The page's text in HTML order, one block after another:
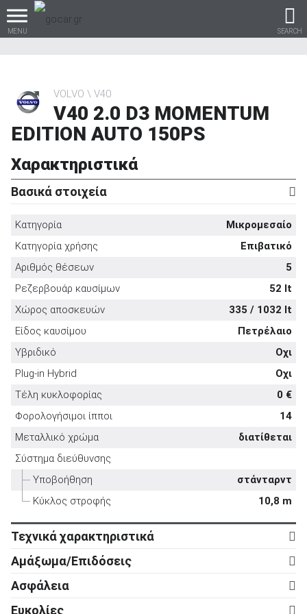
MENU SEARCH
Βρες τα πάντα για το
αυτοκίνητο!
Καινούρια
Μεταχειρισμένα
ΑΝΑΖΗΤΗΣΗ
Επιχειρήσεις
VOLVO V40
V40 2.0 D3 MOMENTUM
EDITION AUTO 150PS
Χαρακτηριστικά
Βασικά στοιχεία
Κατηγορία
Μικρομεσαίο
Κατηγορία χρήσης
Επιβατικό
Αριθμός θέσεων
5
Ρεζερβουάρ καυσίμων
52 lt
Χώρος αποσκευών
335 / 1032 lt
Είδος καυσίμου
Πετρέλαιο
Υβριδικό
Οχι
Plug-in Hybrid
Οχι
Τέλη κυκλοφορίας
0 €
Φορολογήσιμοι ίπποι
14
Μεταλλικό χρώμα
διατίθεται
Σύστημα διεύθυνσης
Υποβοήθηση
στάνταρντ
Κύκλος στροφής
10,8 m
Τεχνικά χαρακτηριστικά
Κινητήρας
Κύλινδροι
4
Βαλβίδες
16
Κυβισμός
1.969 cc
Αμάξωμα/Επιδόσεις
Αμάξωμα
Τύπος
5d
Ασφάλεια
Ενεργητική ασφάλεια
Ευκολίες